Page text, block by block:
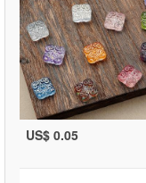
US$ 0.05